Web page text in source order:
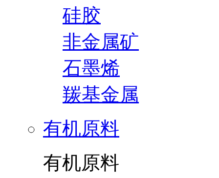
硅胶
非金属矿
石墨烯
羰基金属
有机原料
有机原料